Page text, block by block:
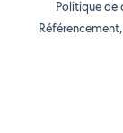
Politique de